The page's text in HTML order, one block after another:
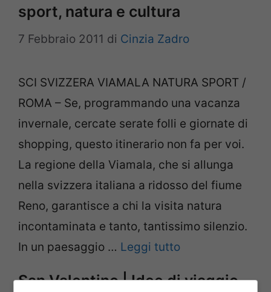
sport, natura e cultura
7 Febbraio 2011 di Cinzia Zadro
SCI SVIZZERA VIAMALA NATURA SPORT /
ROMA – Se, programmando una vacanza
invernale, cercate serate folli e giornate di
shopping, questo itinerario non fa per voi.
La regione della Viamala, che si allunga
nella svizzera italiana a ridosso del fiume
Reno, garantisce a chi la visita natura
incontaminata e tanto, tantissimo silenzio.
In un paesaggio … Leggi tutto
San Valentino | Idee di viaggio